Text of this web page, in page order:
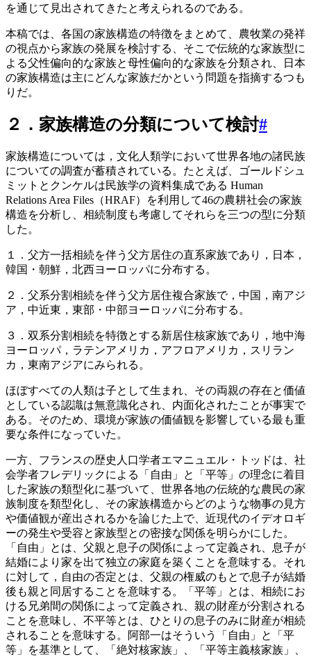
を通じて見出されてきたと考えられるのである。
本稿では、各国の家族構造の特徴をまとめて、農牧業の発祥
の視点から家族の発展を検討する、そこで伝統的な家族型に
よる父性偏向的な家族と母性偏向的な家族を分類され、日本
の家族構造は主にどんな家族だかという問題を指摘するつも
りだ。
２．家族構造の分類について検討#
家族構造については，文化人類学において世界各地の諸民族
についての調査が蓄積されている。たとえば、ゴールドシュ
ミットとクンケルは民族学の資料集成である Human
Relations Area Files（HRAF）を利用して46の農耕社会の家族
構造を分析し、相続制度も考慮してそれらを三つの型に分類
した。
１．父方一括相続を伴う父方居住の直系家族であり，日本，
韓国・朝鮮，北西ヨーロッパに分布する。
２．父系分割相続を伴う父方居住複合家族で，中国，南アジ
ア，中近東，東部・中部ヨーロッパに分布する。
３．双系分割相続を特徴とする新居住核家族であり，地中海
ヨーロッパ，ラテンアメリカ，アフロアメリカ，スリラン
カ，東南アジアにみられる。
ほぼすべての人類は子として生まれ、その両親の存在と価値
としている認識は無意識化され、内面化されたことが事実で
ある。そのため、環境が家族の価値観を影響している最も重
要な条件になっていた。
一方、フランスの歴史人口学者エマニュエル・トッドは、社
会学者フレデリックによる「自由」と「平等」の理念に着目
した家族の類型化に基づいて、世界各地の伝統的な農民の家
族制度を類型化し、その家族構造からどのような物事の見方
や価値観が産出されるかを論じた上で、近現代のイデオロギ
ーの発生や受容と家族型との密接な関係を明らかにした。
「自由」とは、父親と息子の関係によって定義され、息子が
結婚により家を出て独立の家庭を築くことを意味する。それ
に対して，自由の否定とは、父親の権威のもとで息子が結婚
後も親と同居することを意味する。「平等」とは、相続にお
ける兄弟間の関係によって定義され、親の財産が分割される
ことを意味し、不平等とは、ひとりの息子のみに財産が相続
されることを意味する。阿部一はそういう「自由」と「平
等」を基準として、「絶対核家族」、「平等主義核家族」、